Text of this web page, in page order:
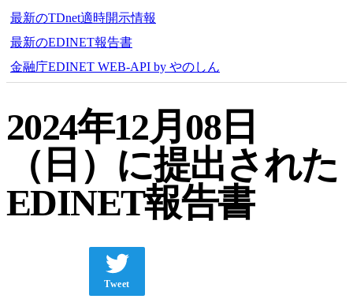
最新のTDnet適時開示情報
最新のEDINET報告書
金融庁EDINET WEB-API by やのしん
2024年12月08日
（日）に提出された
EDINET報告書
Tweet